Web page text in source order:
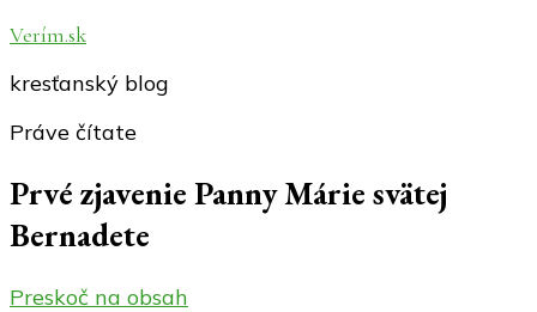
Verím.sk
kresťanský blog
Práve čítate
Prvé zjavenie Panny Márie svätej
Bernadete
Preskoč na obsah